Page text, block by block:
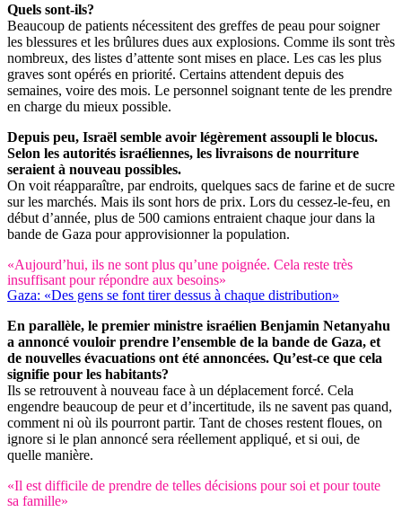
Quels sont-ils?
Beaucoup de patients nécessitent des greffes de peau pour soigner
les blessures et les brûlures dues aux explosions. Comme ils sont très
nombreux, des listes d’attente sont mises en place. Les cas les plus
graves sont opérés en priorité. Certains attendent depuis des
semaines, voire des mois. Le personnel soignant tente de les prendre
en charge du mieux possible.
Depuis peu, Israël semble avoir légèrement assoupli le blocus.
Selon les autorités israéliennes, les livraisons de nourriture
seraient à nouveau possibles.
On voit réapparaître, par endroits, quelques sacs de farine et de sucre
sur les marchés. Mais ils sont hors de prix. Lors du cessez-le-feu, en
début d’année, plus de 500 camions entraient chaque jour dans la
bande de Gaza pour approvisionner la population.
«Aujourd’hui, ils ne sont plus qu’une poignée. Cela reste très
insuffisant pour répondre aux besoins»
Gaza: «Des gens se font tirer dessus à chaque distribution»
En parallèle, le premier ministre israélien Benjamin Netanyahu
a annoncé vouloir prendre l’ensemble de la bande de Gaza, et
de nouvelles évacuations ont été annoncées. Qu’est-ce que cela
signifie pour les habitants?
Ils se retrouvent à nouveau face à un déplacement forcé. Cela
engendre beaucoup de peur et d’incertitude, ils ne savent pas quand,
comment ni où ils pourront partir. Tant de choses restent floues, on
ignore si le plan annoncé sera réellement appliqué, et si oui, de
quelle manière.
«Il est difficile de prendre de telles décisions pour soi et pour toute
sa famille»